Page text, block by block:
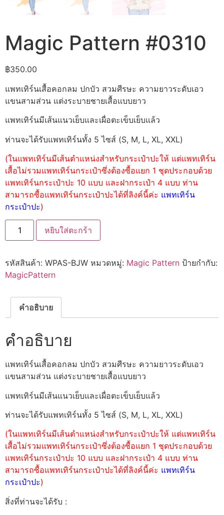
Magic Pattern #0310
฿350.00
แพทเทิร์นเสื้อคอกลม ปกบัว สวมศีรษะ ความยาวระดับเอว
แขนสามส่วน แต่งระบายชายเสื้อแบบยาว
แพทเทิร์นมีเส้นแนวเย็บและเผื่อตะเข็บเย็บแล้ว
ท่านจะได้รับแพทเทิร์นทั้ง 5 ไซส์ (S, M, L, XL, XXL)
(ในแพทเทิร์นมีเส้นตำแหน่งสำหรับกระเป๋าปะให้ แต่แพทเทิร์น
เสื้อไม่รวมแพทเทิร์นกระเป๋าซึ่งต้องซื้อแยก 1 ชุดประกอบด้วย
แพทเทิร์นกระเป๋าปะ 10 แบบ และฝากระเป๋า 4 แบบ ท่าน
สามารถซื้อแพทเทิร์นกระเป๋าปะได้ที่ลิงค์นี้ค่ะ แพทเทิร์น
กระเป๋าปะ)
หยิบใส่ตะกร้า
รหัสสินค้า: WPAS-BJW หมวดหมู่: Magic Pattern ป้ายกำกับ:
MagicPattern
คำอธิบาย
คำอธิบาย
แพทเทิร์นเสื้อคอกลม ปกบัว สวมศีรษะ ความยาวระดับเอว
แขนสามส่วน แต่งระบายชายเสื้อแบบยาว
แพทเทิร์นมีเส้นแนวเย็บและเผื่อตะเข็บเย็บแล้ว
ท่านจะได้รับแพทเทิร์นทั้ง 5 ไซส์ (S, M, L, XL, XXL)
(ในแพทเทิร์นมีเส้นตำแหน่งสำหรับกระเป๋าปะให้ แต่แพทเทิร์น
เสื้อไม่รวมแพทเทิร์นกระเป๋าซึ่งต้องซื้อแยก 1 ชุดประกอบด้วย
แพทเทิร์นกระเป๋าปะ 10 แบบ และฝากระเป๋า 4 แบบ ท่าน
สามารถซื้อแพทเทิร์นกระเป๋าปะได้ที่ลิงค์นี้ค่ะ แพทเทิร์น
กระเป๋าปะ)
สิ่งที่ท่านจะได้รับ :